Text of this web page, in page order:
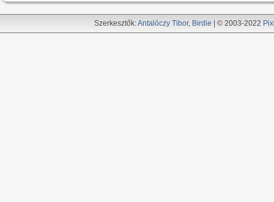
Szerkesztők:Antalóczy Tibor, Birdie | © 2003-2022